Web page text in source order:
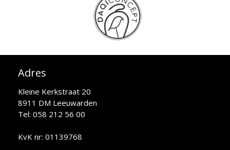
Adres
Kleine Kerkstraat 20
8911 DM Leeuwarden
Tel: 058 212 56 00
KvK nr: 01139768